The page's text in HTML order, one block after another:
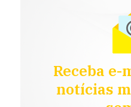
Receba e-
notícias